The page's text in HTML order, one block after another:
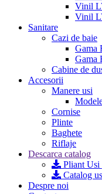
Vinil
Vinil
Sanitare
Cazi de baie
Gama
Gama
Cabine de
Accesorii
Manere usi
Cornise
Plinte
Baghete
Riflaje
Descarca catalog
Pliant Usi
Catalog
Despre noi